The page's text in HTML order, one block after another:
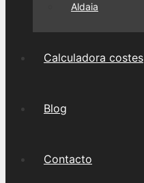
Aldaia
Calculadora costes
Blog
Contacto